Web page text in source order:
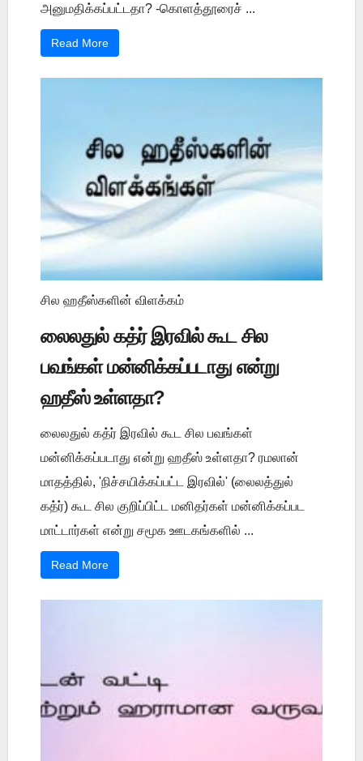
அனுமதிக்கப்பட்டதா? -கொளத்தூரைச் ...
Read More
சில ஹதீஸ்களின் விளக்கம்
லைலதுல் கத்ர் இரவில் கூட சில
பவங்கள் மன்னிக்கப்படாது என்று
ஹதீஸ் உள்ளதா?
லைலதுல் கத்ர் இரவில் கூட சில பவங்கள்
மன்னிக்கப்படாது என்று ஹதீஸ் உள்ளதா? ரமலான்
மாதத்தில், 'நிச்சயிக்கப்பட்ட இரவில்' (லைலத்துல்
கத்ர்) கூட சில குறிப்பிட்ட மனிதர்கள் மன்னிக்கப்பட
மாட்டார்கள் என்று சமூக ஊடகங்களில் ...
Read More